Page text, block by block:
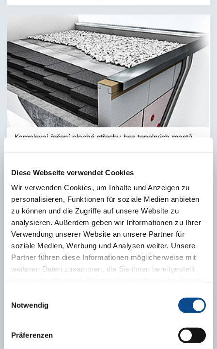
Diese Webseite verwendet Cookies
Wir verwenden Cookies, um Inhalte und Anzeigen zu
personalisieren, Funktionen für soziale Medien anbieten
zu können und die Zugriffe auf unsere Website zu
analysieren. Außerdem geben wir Informationen zu Ihrer
Verwendung unserer Website an unsere Partner für
soziale Medien, Werbung und Analysen weiter. Unsere
Partner führen diese Informationen möglicherweise mit
weiteren Daten zusammen, die Sie ihnen bereitgestellt
Notwendig
Präferenzen
Komplexní řešení ploché střechy bez tepelných mostů